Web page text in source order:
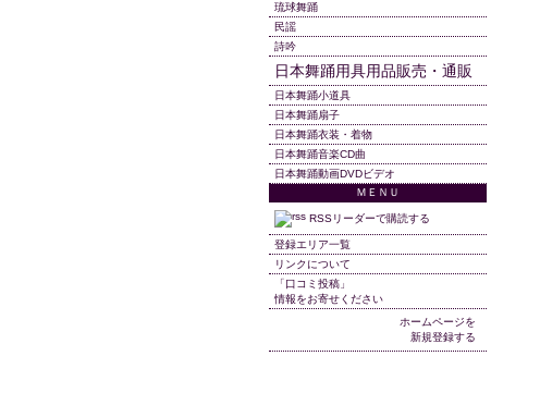
琉球舞踊
民謡
詩吟
日本舞踊用具用品販売・通販
日本舞踊小道具
日本舞踊扇子
日本舞踊衣装・着物
日本舞踊音楽CD曲
日本舞踊動画DVDビデオ
ＭＥＮＵ
RSSリーダーで購読する
登録エリア一覧
リンクについて
「口コミ投稿」
情報をお寄せください
ホームページを
新規登録する